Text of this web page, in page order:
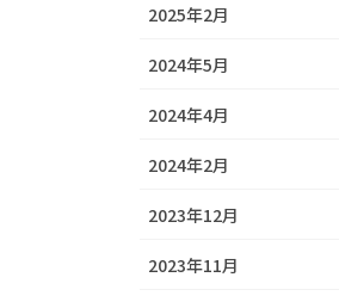
2025年2月
2024年5月
2024年4月
2024年2月
2023年12月
2023年11月